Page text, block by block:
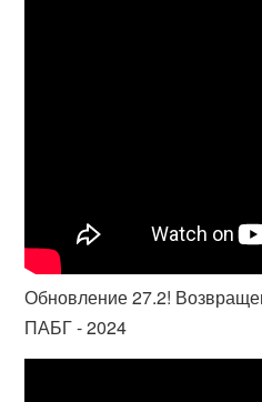
Обновление 27.2!
ПАБГ - 2024